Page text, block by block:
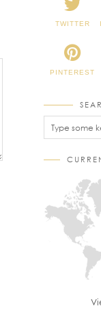
TWITTER
PINTEREST